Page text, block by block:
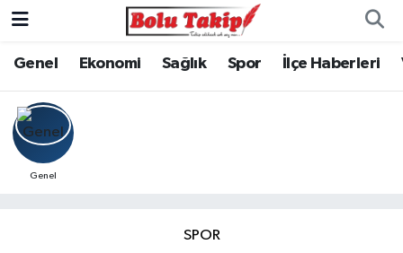
Genel Ekonomi Sağlık Spor İlçe Haberleri
Genel
SPOR